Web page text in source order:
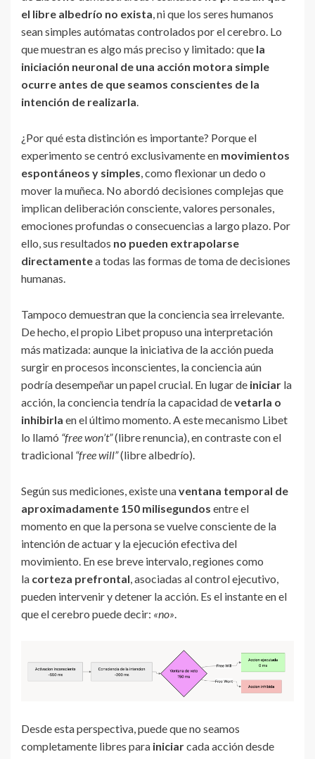
el libre albedrío no exista, ni que los seres humanos
sean simples autómatas controlados por el cerebro. Lo
que muestran es algo más preciso y limitado: que la
iniciación neuronal de una acción motora simple
ocurre antes de que seamos conscientes de la
intención de realizarla.
¿Por qué esta distinción es importante? Porque el
experimento se centró exclusivamente en movimientos
espontáneos y simples, como flexionar un dedo o
mover la muñeca. No abordó decisiones complejas que
implican deliberación consciente, valores personales,
emociones profundas o consecuencias a largo plazo. Por
ello, sus resultados no pueden extrapolarse
directamentea todas las formas de toma de decisiones
humanas.
Tampoco demuestran que la conciencia sea irrelevante.
De hecho, el propio Libet propuso una interpretación
más matizada: aunque la iniciativa de la acción pueda
surgir en procesos inconscientes, la conciencia aún
podría desempeñar un papel crucial. En lugar de iniciar la
acción, la conciencia tendría la capacidad devetarla o
inhibirla en el último momento. A este mecanismo Libet
lo llamó “free won’t”(libre renuncia), en contraste con el
tradicional “free will”(libre albedrío).
Según sus mediciones, existe unaventana temporal de
aproximadamente 150 milisegundos entre el
momento en que la persona se vuelve consciente de la
intención de actuar y la ejecución efectiva del
movimiento. En ese breve intervalo, regiones como
la corteza prefrontal, asociadas al control ejecutivo,
pueden intervenir y detener la acción. Es el instante en el
que el cerebro puede decir: «no».
Desde esta perspectiva, puede que no seamos
completamente libres para iniciarcada acción desde